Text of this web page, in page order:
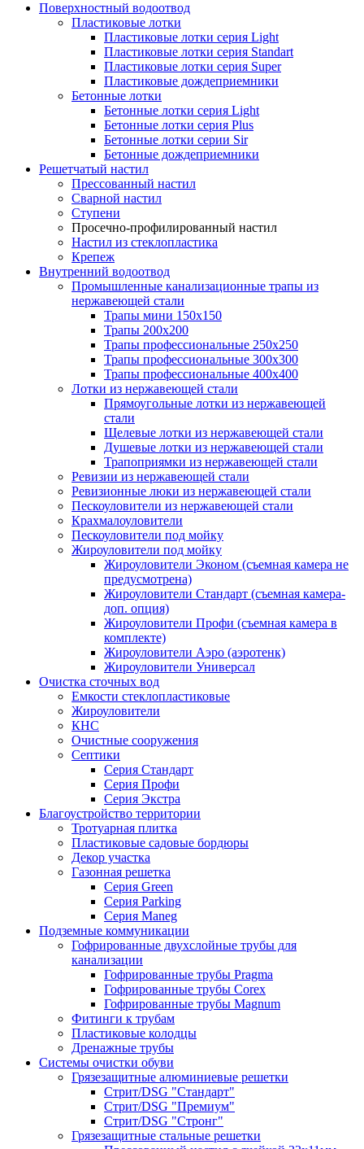
Поверхностный водоотвод
Пластиковые лотки
Пластиковые лотки серия Light
Пластиковые лотки серия Standart
Пластиковые лотки серия Super
Пластиковые дождеприемники
Бетонные лотки
Бетонные лотки серия Light
Бетонные лотки серия Plus
Бетонные лотки серии Sir
Бетонные дождеприемники
Решетчатый настил
Прессованный настил
Сварной настил
Ступени
Просечно-профилированный настил
Настил из стеклопластика
Крепеж
Внутренний водоотвод
Промышленные канализационные трапы из
нержавеющей стали
Трапы мини 150х150
Трапы 200х200
Трапы профессиональные 250х250
Трапы профессиональные 300х300
Трапы профессиональные 400х400
Лотки из нержавеющей стали
Прямоугольные лотки из нержавеющей
стали
Щелевые лотки из нержавеющей стали
Душевые лотки из нержавеющей стали
Трапоприямки из нержавеющей стали
Ревизии из нержавеющей стали
Ревизионные люки из нержавеющей стали
Пескоуловители из нержавеющей стали
Крахмалоуловители
Пескоуловители под мойку
Жироуловители под мойку
Жироуловители Эконом (съемная камера не
предусмотрена)
Жироуловители Стандарт (съемная камера-
доп. опция)
Жироуловители Профи (съемная камера в
комплекте)
Жироуловители Аэро (аэротенк)
Жироуловители Универсал
Очистка сточных вод
Емкости стеклопластиковые
Жироуловители
КНС
Очистные сооружения
Септики
Серия Стандарт
Серия Профи
Серия Экстра
Благоустройство территории
Тротуарная плитка
Пластиковые садовые бордюры
Декор участка
Газонная решетка
Серия Green
Серия Parking
Серия Maneg
Подземные коммуникации
Гофрированные двухслойные трубы для
канализации
Гофрированные трубы Pragma
Гофрированные трубы Corex
Гофрированные трубы Magnum
Фитинги к трубам
Пластиковые колодцы
Дренажные трубы
Системы очистки обуви
Грязезащитные алюминиевые решетки
Стрит/DSG "Стандарт"
Стрит/DSG "Премиум"
Стрит/DSG "Стронг"
Грязезащитные стальные решетки